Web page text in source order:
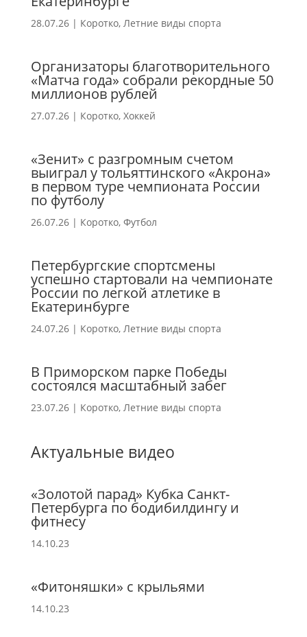
28.07.26| Коротко, Летние виды спорта
Организаторы благотворительного
«Матча года» собрали рекордные 50
миллионов рублей
27.07.26| Коротко, Хоккей
«Зенит» с разгромным счетом
выиграл у тольяттинского «Акрона»
в первом туре чемпионата России
по футболу
26.07.26| Коротко, Футбол
Петербургские спортсмены
успешно стартовали на чемпионате
России по легкой атлетике в
Екатеринбурге
24.07.26| Коротко, Летние виды спорта
В Приморском парке Победы
состоялся масштабный забег
23.07.26| Коротко, Летние виды спорта
Актуальные видео
«Золотой парад» Кубка Санкт-
Петербурга по бодибилдингу и
фитнесу
14.10.23
«Фитоняшки» с крыльями
14.10.23